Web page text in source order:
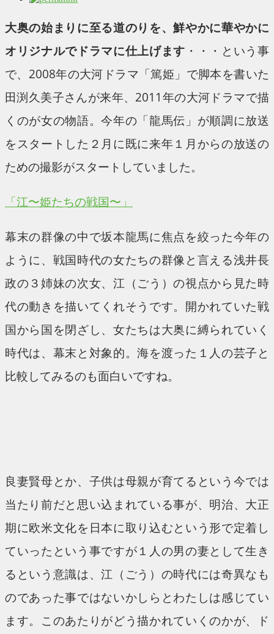
大奥の始まりに至る道のりを、鮮やかに華やかに
オリジナルでドラマに仕上げます ・・・という事
で、2008年の大河ドラマ「篤姫」で脚本を書いた
田渕久美子さんが来年、2011年の大河ドラマで描
くのが女の物語。今年の「龍馬伝」が順調に放送
をスタートした２月に既に来年１月からの放送の
ための撮影がスタートしていました。
「江〜姫たちの戦国〜」
幕末の群像の中で坂本龍馬に焦点を絞った今年の
ように、戦国時代の女たちの群像と言える浅井長
政の３姉妹の次女、江（ごう）の視点から見た時
代の動きを描いてくれそうです。開かれていた戦
国から国を閉ざし、女たちは大奥に縛られていく
時代は、幕末と対象的。海を渡った１人の芸子と
比較してみるのも面白いですね。
良妻賢母とか、子供は母親が育てるという今では
当たり前だと思い込まれている事が、明治、大正
期に欧米文化を日本に取り込むという形で定着し
ていったという事ですが１人の男の妻として生き
るという意識は、江（ごう）の時代には奇異なも
のであった事ではないかしらとわたしは感じてい
ます。このあたりがどう描かれていくのかが、ド